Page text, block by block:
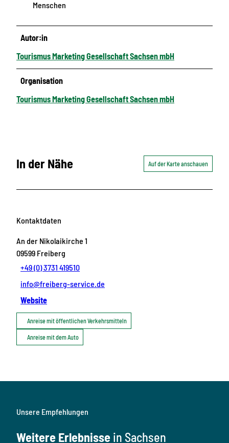
Menschen
Autor:in
Tourismus Marketing Gesellschaft Sachsen mbH
Organisation
Tourismus Marketing Gesellschaft Sachsen mbH
In der Nähe Auf der Karte anschauen
Kontaktdaten
An der Nikolaikirche 1
09599 Freiberg
+49 (0) 3731 419510
info@freiberg-service.de
Website
Anreise mit öffentlichen Verkehrsmitteln
Anreise mit dem Auto
Unsere Empfehlungen
Weitere Erlebnisse in Sachsen